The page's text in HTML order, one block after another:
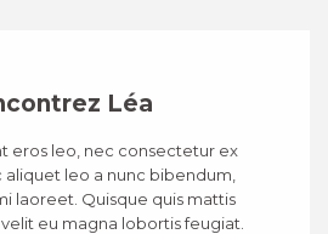
Léa
eros leo, nec consectetur ex
aliquet leo a nunc bibendum,
laoreet. Quisque quis mattis
eu magna lobortis feugiat.